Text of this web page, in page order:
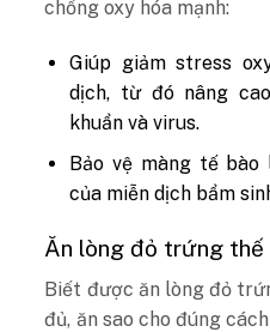
chống oxy hóa mạnh:
Giúp giảm stress
dịch, từ đó nâng
khuẩn và virus.
Bảo vệ màng tế
của miễn dịch bẩm
Ăn lòng đỏ trứng thế
Biết được ăn lòng đỏ
đủ, ăn sao cho đúng